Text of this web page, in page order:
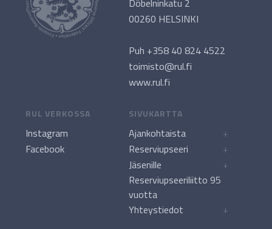
Döbelninkatu 2
00260 HELSINKI
Puh +358 40 824 4522
toimisto@rul.fi
www.rul.fi
RUL VERKOSSA
Instagram
Facebook
SIVUKARTTA
Ajankohtaista
+
Reserviupseeri
+
Jäsenille
+
Reserviupseeriliitto 95
vuotta
Yhteystiedot
+